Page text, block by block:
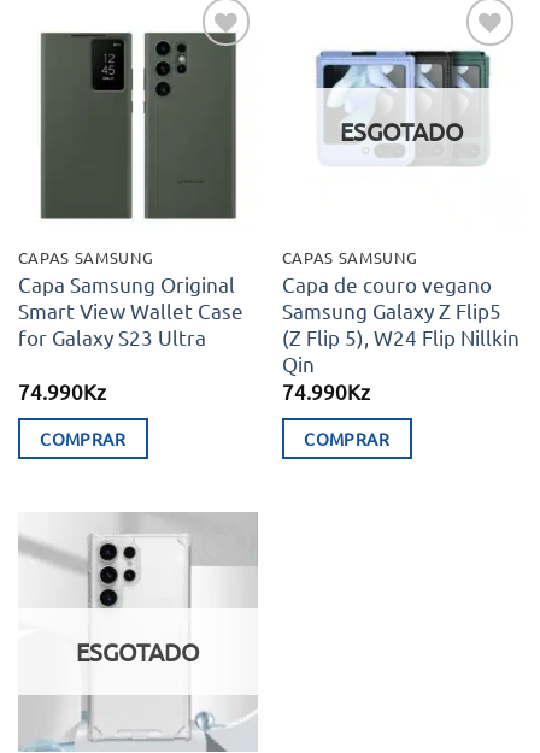
variants.
be
chosen
on
the
product
Adicionar
aos meus
CAPAS SAMSUNG
Capa Samsung Original
Smart View Wallet Case
for Galaxy S23 Ultra
74.990Kz
COMPRAR
product
has
multiple
variants.
options
may
Adicionar
aos meus
ESGOTADO
CAPAS SAMSUNG
Capa de couro vegano
Samsung Galaxy Z Flip5
(Z Flip 5), W24 Flip Nillkin
Qin
74.990Kz
COMPRAR
aos meus
ESGOTADO